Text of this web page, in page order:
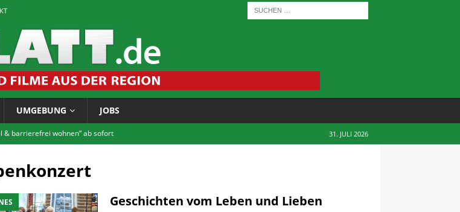
UMGEBUNG JOBS
& barrierefrei wohnen“ ab sofort
Telefon
LOKALES
Jugendschutzkontrollen durch
31. JULI 2026
Geschichten vom Leben und Lieben